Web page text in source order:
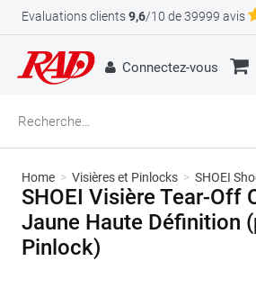
Evaluations clients9,6/10 de 39999 avis
Connectez-vous
Home > Visières et Pinlocks > SHOEI
SHOEI Visière Tear-Off
Jaune Haute Définition
Pinlock)